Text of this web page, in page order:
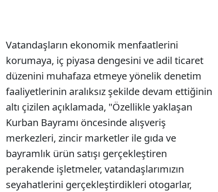
Vatandaşların ekonomik menfaatlerini
korumaya, iç piyasa dengesini ve adil ticaret
düzenini muhafaza etmeye yönelik denetim
faaliyetlerinin aralıksız şekilde devam ettiğinin
altı çizilen açıklamada, "Özellikle yaklaşan
Kurban Bayramı öncesinde alışveriş
merkezleri, zincir marketler ile gıda ve
bayramlık ürün satışı gerçekleştiren
perakende işletmeler, vatandaşlarımızın
seyahatlerini gerçekleştirdikleri otogarlar,